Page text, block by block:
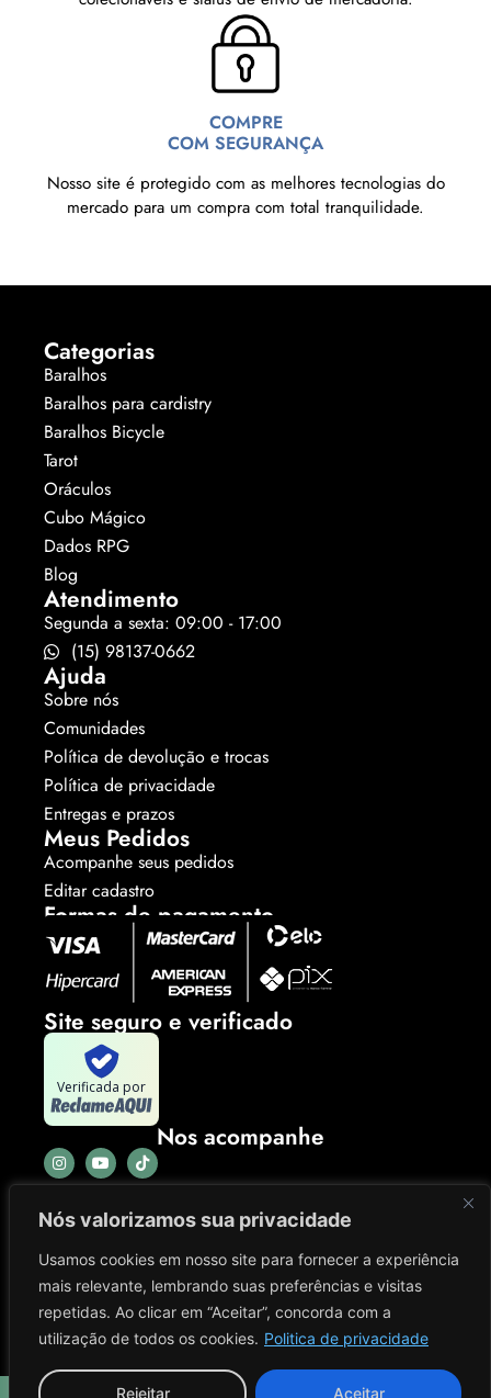
Nós valorizamos sua privacidade
Usamos cookies em nosso site para fornecer a experiência
mais relevante, lembrando suas preferências e visitas
repetidas. Ao clicar em “Aceitar”, concorda com a
utilização de todos os cookies. Politica de privacidade
Rejeitar Aceitar
COMPRE
COM SEGURANÇA
Nosso site é protegido com as melhores tecnologias do
mercado para um compra com total tranquilidade.
Categorias
Baralhos
Baralhos para cardistry
Baralhos Bicycle
Tarot
Oráculos
Cubo Mágico
Dados RPG
Blog
Atendimento
Segunda a sexta: 09:00 - 17:00
(15) 98137-0662
Ajuda
Sobre nós
Comunidades
Política de devolução e trocas
Política de privacidade
Entregas e prazos
Meus Pedidos
Acompanhe seus pedidos
Editar cadastro
Formas de pagamento
Site seguro e verificado
Verificada por
Nos acompanhe